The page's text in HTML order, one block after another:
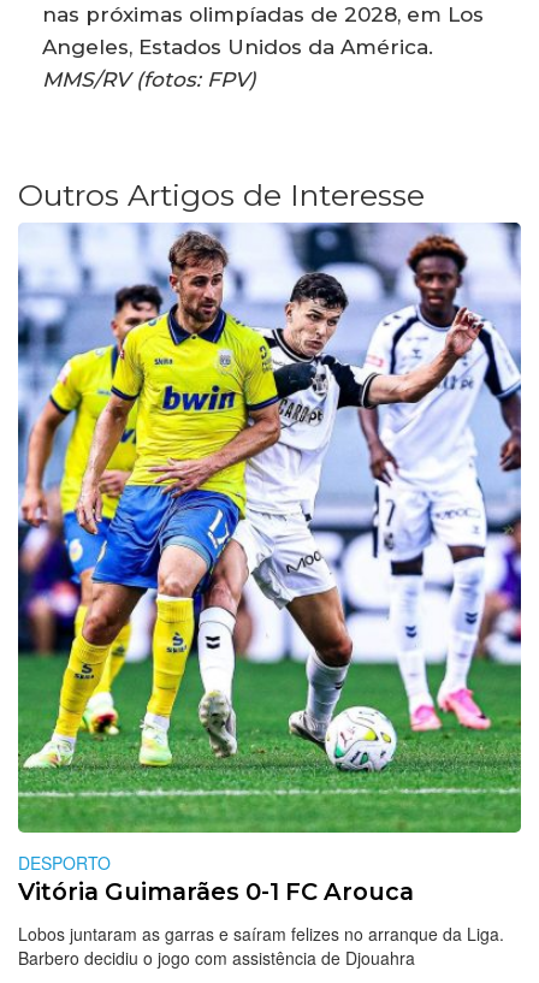
nas próximas olimpíadas de 2028, em Los
Angeles, Estados Unidos da América.
MMS/RV (fotos: FPV)
Outros Artigos de Interesse
DESPORTO
Vitória Guimarães 0-1 FC Arouca
Lobos juntaram as garras e saíram felizes no arranque da Liga.
Barbero decidiu o jogo com assistência de Djouahra